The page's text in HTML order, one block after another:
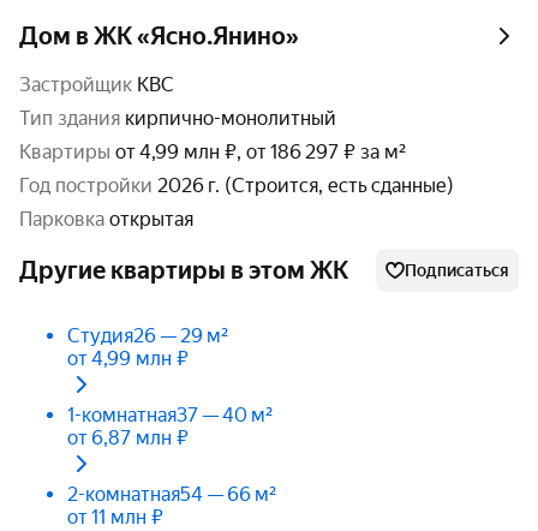
Дом в ЖК «Ясно.Янино»
Застройщик КВС
тип здания кирпично-монолитный
Квартиры от 4,99 млн ₽, от 186 297 ₽ за м²
год постройки 2026 г. (Строится, есть сданные)
парковка открытая
Другие квартиры в этом ЖК Подписаться
Студия26 — 29 м²
от 4,99 млн ₽
1-комнатная37 — 40 м²
от 6,87 млн ₽
2-комнатная54 — 66 м²
от 11 млн ₽